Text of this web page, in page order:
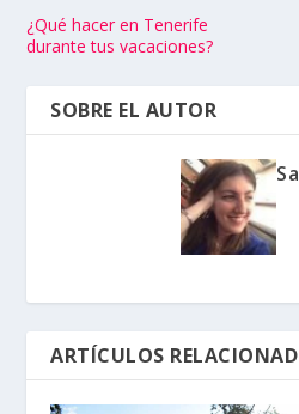
¿Qué hacer en Tenerife
durante tus vacaciones?
SOBRE EL AUTOR
ARTÍCULOS